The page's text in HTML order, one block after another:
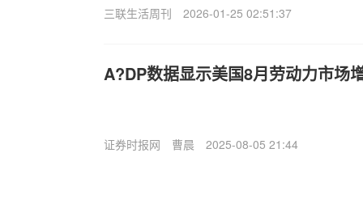
三联生活周刊 2026-01-25 02:51:37
A?DP数据显示美国8月劳动力市场
证券时报网 曹晨 2025-08-05 21:44